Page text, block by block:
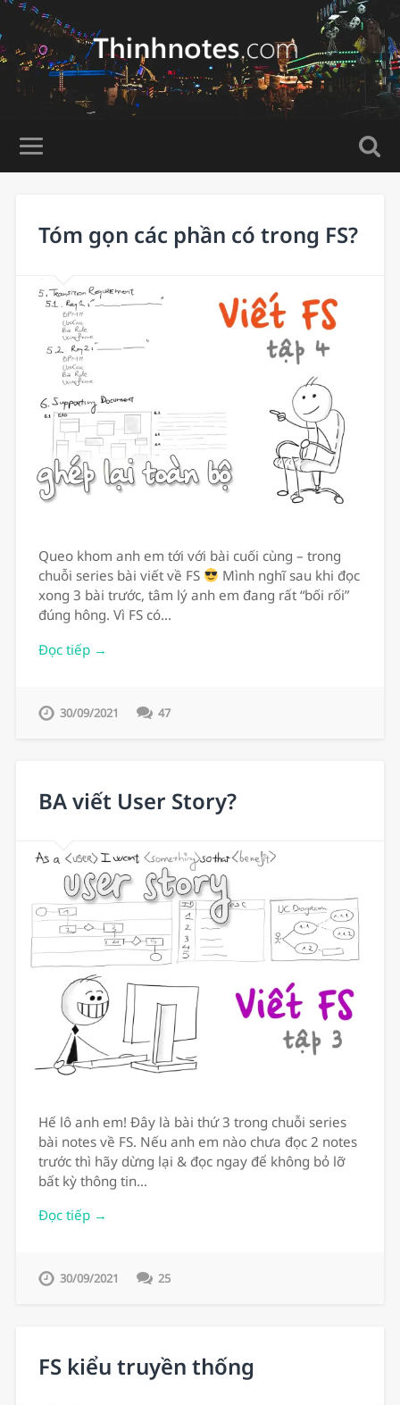
Tóm gọn các phần có trong FS?
Queo khom anh em tới với bài cuối cùng – trong
chuỗi series bài viết về FS
Mình nghĩ sau khi đọc
xong 3 bài trước, tâm lý anh em đang rất “bối rối”
đúng hông. Vì FS có…
Đọc tiếp →
30/09/2021 47
BA viết User Story?
Hế lô anh em! Đây là bài thứ 3 trong chuỗi series
bài notes về FS. Nếu anh em nào chưa đọc 2 notes
trước thì hãy dừng lại & đọc ngay để không bỏ lỡ
bất kỳ thông tin…
Đọc tiếp →
30/09/2021 25
FS kiểu truyền thống